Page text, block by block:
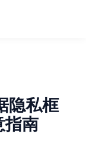
隐私框
指南